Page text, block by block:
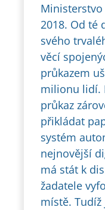
Ministerstvo
2018. Od té
svého
věcí
průkazem
milionu lidí.
průkaz
přikládat
systém
nejnovější
má stát k
žadatele
místě.